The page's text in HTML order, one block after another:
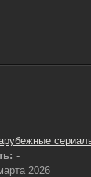
-
2026